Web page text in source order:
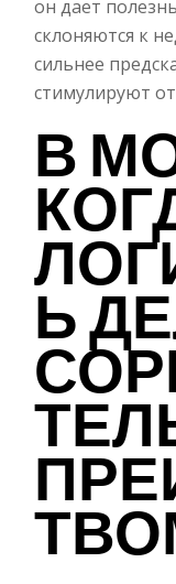
он дает
склоняются к
сильнее
стимулируют
В
Ь